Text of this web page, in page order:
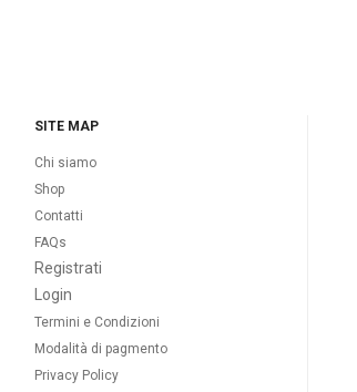
SITE MAP
Chi siamo
Shop
Contatti
FAQs
Registrati
Login
Termini e Condizioni
Modalità di pagmento
Privacy Policy